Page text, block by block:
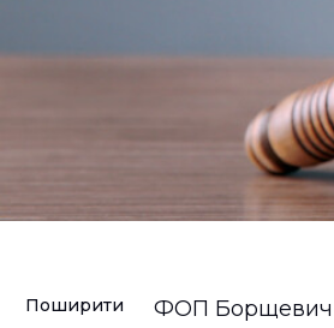
Поширити
ФОП Борщевич